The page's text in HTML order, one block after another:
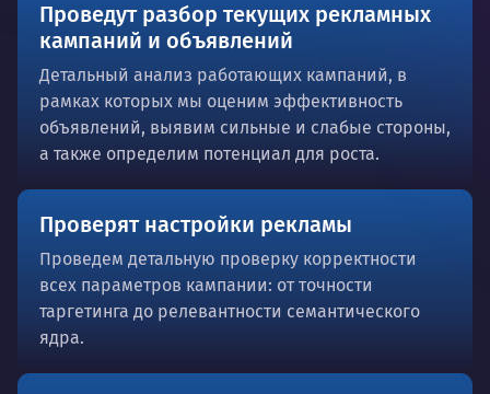
Проведут разбор текущих рекламных
кампаний и объявлений
Детальный анализ работающих кампаний, в
рамках которых мы оценим эффективность
объявлений, выявим сильные и слабые стороны,
а также определим потенциал для роста.
Проверят настройки рекламы
Проведем детальную проверку корректности
всех параметров кампании: от точности
таргетинга до релевантности семантического
ядра.